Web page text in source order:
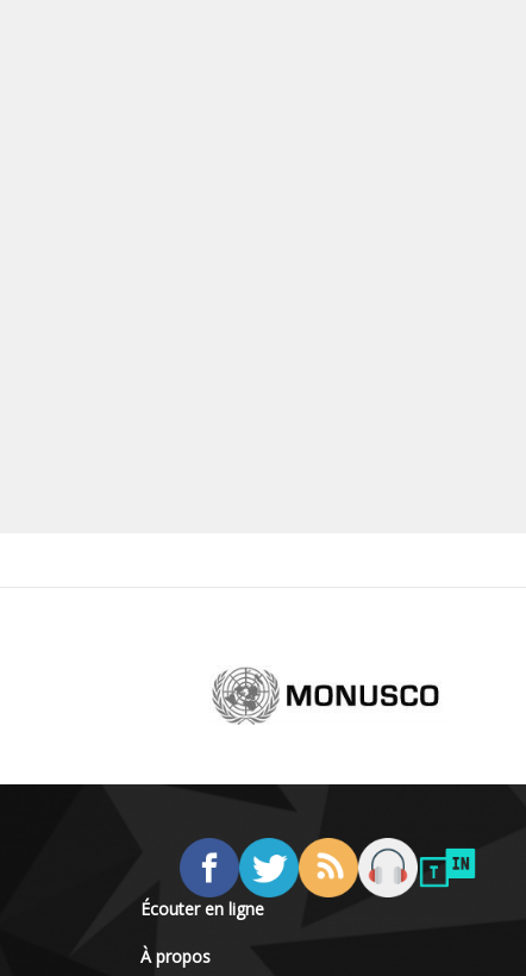
Écouter en ligne
À propos